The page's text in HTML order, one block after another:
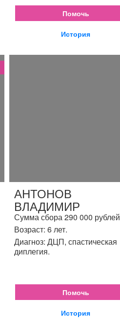
Помочь
История
АНТОНОВ
ВЛАДИМИР
Сумма сбора 290 000 рублей
Возраст: 6 лет.
Диагноз: ДЦП, спастическая
диплегия.
Помочь
История